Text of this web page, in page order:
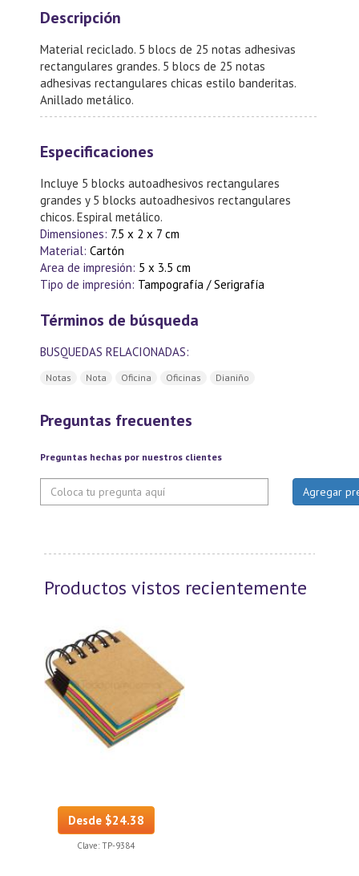
Descripción
Material reciclado. 5 blocs de 25 notas adhesivas
rectangulares grandes. 5 blocs de 25 notas
adhesivas rectangulares chicas estilo banderitas.
Anillado metálico.
Especificaciones
Incluye 5 blocks autoadhesivos rectangulares
grandes y 5 blocks autoadhesivos rectangulares
chicos. Espiral metálico.
Dimensiones: 7.5 x 2 x 7 cm
Material: Cartón
Area de impresión: 5 x 3.5 cm
Tipo de impresión: Tampografía / Serigrafía
Términos de búsqueda
BUSQUEDAS RELACIONADAS:
Notas Nota Oficina Oficinas Dianiño
Preguntas frecuentes
Preguntas hechas por nuestros clientes
Productos vistos recientemente
Desde $24.38
Clave: TP-9384